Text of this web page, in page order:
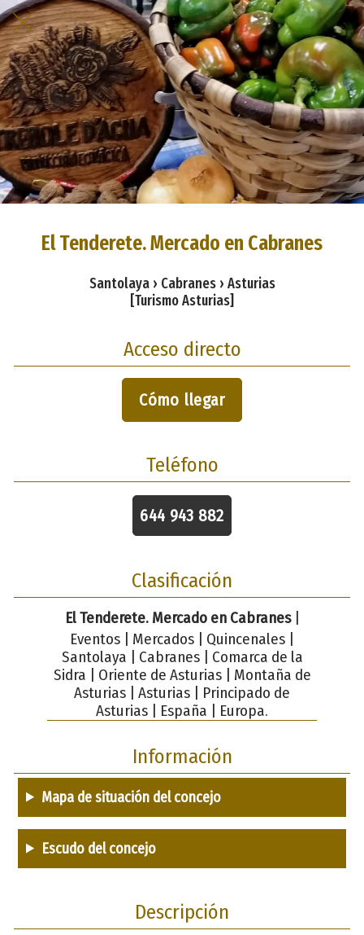
El Tenderete. Mercado en Cabranes
Santolaya › Cabranes › Asturias
[Turismo Asturias]
Acceso directo
Cómo llegar
Teléfono
644 943 882
Clasificación
El Tenderete. Mercado en Cabranes|
Eventos | Mercados | Quincenales |
Santolaya | Cabranes | Comarca de la
Sidra | Oriente de Asturias | Montaña de
Asturias | Asturias | Principado de
Asturias | España | Europa.
Información
Mapa de situación del concejo
Escudo del concejo
Descripción